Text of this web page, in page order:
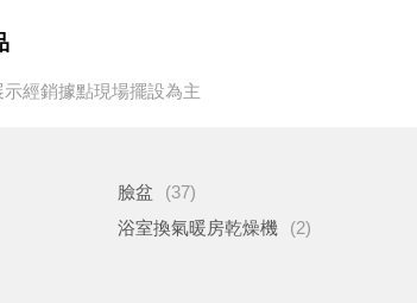
經銷據點現場擺設為主
臉盆
(37)
浴室換氣暖房乾燥機
(2)